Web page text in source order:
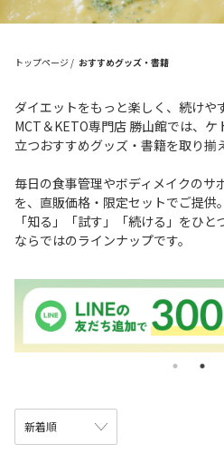
トップページ / おすすめグッズ・書籍
ダイエットをもっと楽しく、続けや
MCT＆KETO専門店 勝山館では、
立つおすすめグッズ・書籍を取り揃
毎日の食事管理やボディメイクのサ
を、直販価格・限定セットでご提供。
「知る」「試す」「続ける」をひ
ならではのラインナップです。